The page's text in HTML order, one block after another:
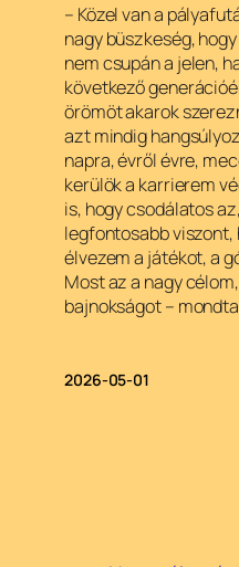
– Közel van a
nagy büszkeség,
nem csupán a jelen,
következő
örömöt akarok
azt mindig
napra, évről évre,
kerülök a karrierem
is, hogy csodálatos
legfontosabb viszont,
élvezem a játékot, a
Most az a nagy
bajnokságot –
2026-05-01